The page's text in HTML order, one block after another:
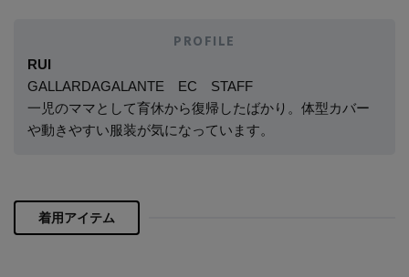
その他(傘・ハンカチ・時計など)
メルマガ PICKUP
エディター厳選ギフト
対照的に、大きめのグラフィックが目を引くTシャツは
ジャケットのインナーにしても存在感を放つアイテム。
大胆でありながら、どこか落ち着いたヴィンテージライ
クなロゴカラーはガリャルダガランテ別注ならでは。シ
ャープな襟元のメッシュジャケットと合わせて、スタイ
PROFILE
RUI
GALLARDAGALANTE EC STAFF
一児のママとして育休から復帰したばかり。体型カバー
や動きやすい服装が気になっています。
着用アイテム